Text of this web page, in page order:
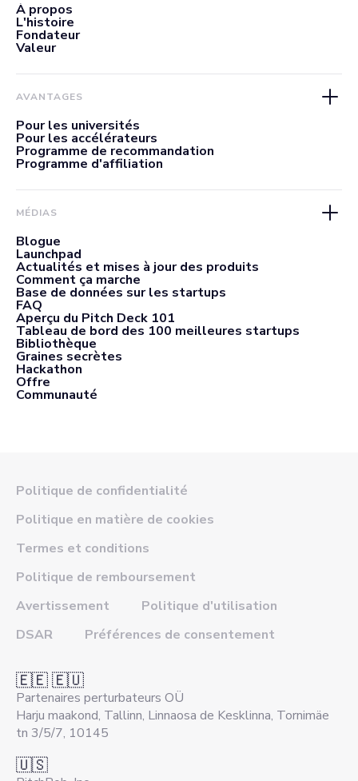
À propos
L'histoire
Fondateur
Valeur
AVANTAGES
Pour les universités
Pour les accélérateurs
Programme de recommandation
Programme d'affiliation
MÉDIAS
Blogue
Launchpad
Actualités et mises à jour des produits
Comment ça marche
Base de données sur les startups
FAQ
Aperçu du Pitch Deck 101
Tableau de bord des 100 meilleures startups
Bibliothèque
Graines secrètes
Hackathon
Offre
Communauté
Politique de confidentialité
Politique en matière de cookies
Termes et conditions
Politique de remboursement
Avertissement
Politique d'utilisation
DSAR
Préférences de consentement
🇪🇪 🇪🇺
Partenaires perturbateurs OÜ
Harju maakond, Tallinn, Linnaosa de Kesklinna, Tornimäe
tn 3/5/7, 10145
🇺🇸